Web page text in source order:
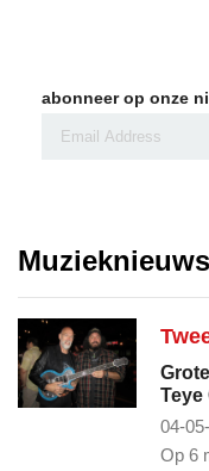
abonneer op onze
Muzieknieuws
Teye
04-
Op 6